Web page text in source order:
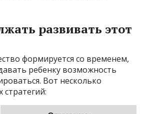
развивать этот
формируется со временем,
ребенку возможность
Вот несколько